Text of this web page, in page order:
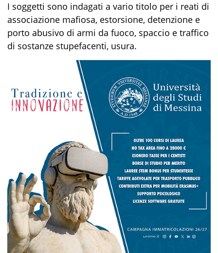
I soggetti sono indagati a vario titolo per i reati di
associazione mafiosa, estorsione, detenzione e
porto abusivo di armi da fuoco, spaccio e traffico
di sostanze stupefacenti, usura.